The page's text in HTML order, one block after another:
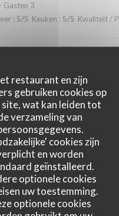
restaurant en zijn
gebruiken cookies op
site, wat kan leiden tot
verzameling van
cookies zijn
en worden
geïnstalleerd.
optionele cookies
uw toestemming.
optionele cookies
Gasten 3
: 5/5 Keuken : 5/5 Kwaliteit /
et le résultat est toujours
personnel aux petits
!
Gasten 2
: 5/5 Keuken: 5 /5 Kwaliteit /
de goût et de saveur